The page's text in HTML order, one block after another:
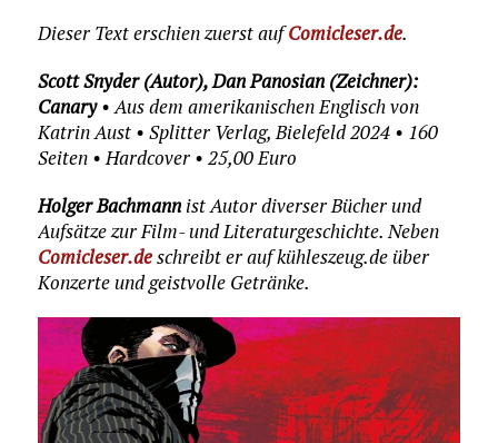
Dieser Text erschien zuerst aufComicleser.de.
Scott Snyder (Autor), Dan Panosian (Zeichner):
Canary• Aus dem amerikanischen Englisch von
Katrin Aust • Splitter Verlag, Bielefeld 2024 • 160
Seiten • Hardcover • 25,00 Euro
Holger Bachmannist Autor diverser Bücher und
Aufsätze zur Film- und Literaturgeschichte. Neben
Comicleser.deschreibt er auf kühleszeug.de über
Konzerte und geistvolle Getränke.